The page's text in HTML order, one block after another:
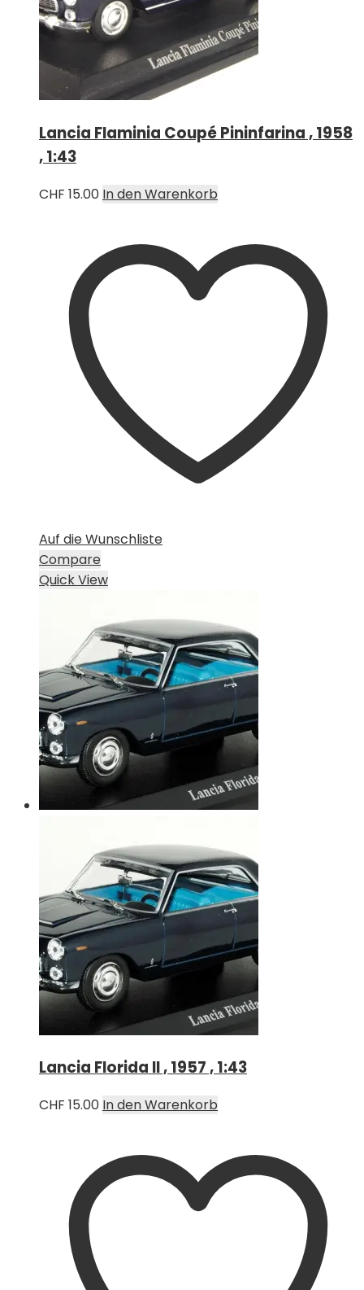
Lancia Flaminia Coupé Pininfarina , 1958
, 1:43
CHF 15.00 In den Warenkorb
Auf die Wunschliste
Compare
Quick View
Lancia Florida II , 1957 , 1:43
CHF 15.00 In den Warenkorb